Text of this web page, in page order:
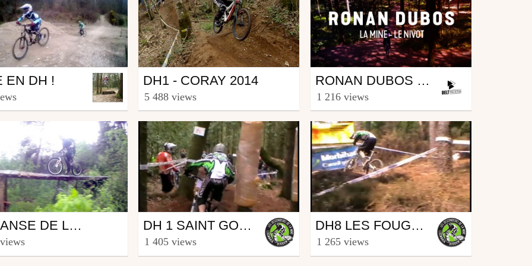
EN DH ! Mtb
from acbroladrienne
DH1 - CORAY 2014
5 488 views
Mtb
from BeltProduction
RONAN DUBOS - LE NIVOT - LA MINE - FINISTÈRE
1 216 views
Production
LA DANSE DE LA PLUIE Mtb
from DH2LAMINE.COM
DH 1 SAINT GOUENO - COUPE DE BRETAGNE
1 405 views
Mtb
from DH2LAMINE.COM
DH8 LES FOUGERETS
1 265 views